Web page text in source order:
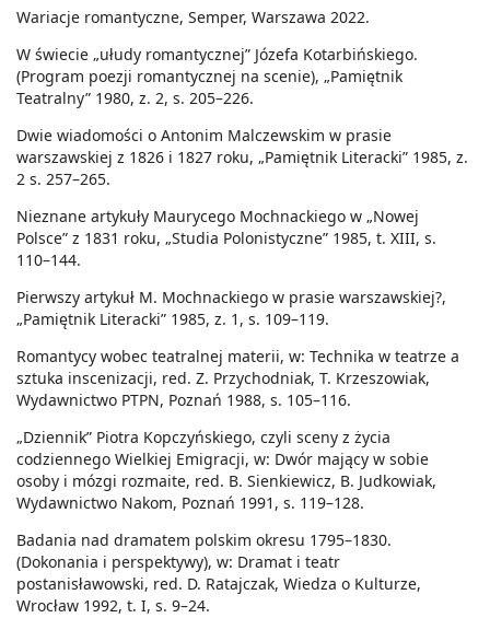
Wariacje romantyczne, Semper, Warszawa 2022.
W świecie „ułudy romantycznej” Józefa Kotarbińskiego.
(Program poezji romantycznej na scenie), „Pamiętnik
Teatralny” 1980, z. 2, s. 205–226.
Dwie wiadomości o Antonim Malczewskim w prasie
warszawskiej z 1826 i 1827 roku, „Pamiętnik Literacki” 1985, z.
2 s. 257–265.
Nieznane artykuły Maurycego Mochnackiego w „Nowej
Polsce” z 1831 roku, „Studia Polonistyczne” 1985, t. XIII, s.
110–144.
Pierwszy artykuł M. Mochnackiego w prasie warszawskiej?,
„Pamiętnik Literacki” 1985, z. 1, s. 109–119.
Romantycy wobec teatralnej materii, w: Technika w teatrze a
sztuka inscenizacji, red. Z. Przychodniak, T. Krzeszowiak,
Wydawnictwo PTPN, Poznań 1988, s. 105–116.
„Dziennik” Piotra Kopczyńskiego, czyli sceny z życia
codziennego Wielkiej Emigracji, w: Dwór mający w sobie
osoby i mózgi rozmaite, red. B. Sienkiewicz, B. Judkowiak,
Wydawnictwo Nakom, Poznań 1991, s. 119–128.
Badania nad dramatem polskim okresu 1795–1830.
(Dokonania i perspektywy), w: Dramat i teatr
postanisławowski, red. D. Ratajczak, Wiedza o Kulturze,
Wrocław 1992, t. I, s. 9–24.